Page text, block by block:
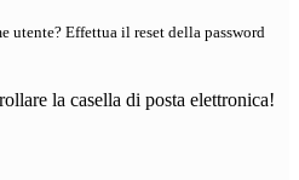
utente? Effettua il reset della password
la casella di posta elettronica!